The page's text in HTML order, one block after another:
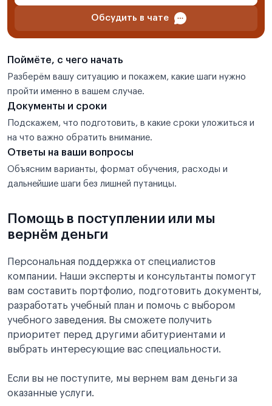
Обсудить в чате
Поймёте, с чего начать
Разберём вашу ситуацию и покажем, какие шаги нужно
пройти именно в вашем случае.
Документы и сроки
Подскажем, что подготовить, в какие сроки уложиться и
на что важно обратить внимание.
Ответы на ваши вопросы
Объясним варианты, формат обучения, расходы и
дальнейшие шаги без лишней путаницы.
Помощь в поступлении или мы
вернём деньги
Персональная поддержка от специалистов
компании. Наши эксперты и консультанты помогут
вам составить портфолио, подготовить документы,
разработать учебный план и помочь с выбором
учебного заведения. Вы сможете получить
приоритет перед другими абитуриентами и
выбрать интересующие вас специальности.
Если вы не поступите, мы вернем вам деньги за
оказанные услуги.